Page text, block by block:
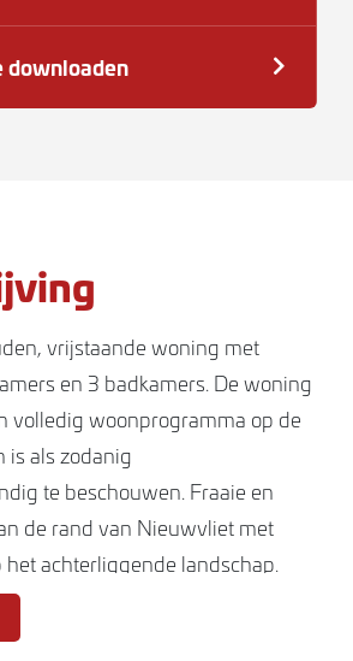
downloaden
vrijstaande woning met
en 3 badkamers. De woning
volledig woonprogramma op de
is als zodanig
te beschouwen. Fraaie en
de rand van Nieuwvliet met
achterliggende landschap.
2e BEWONING!!